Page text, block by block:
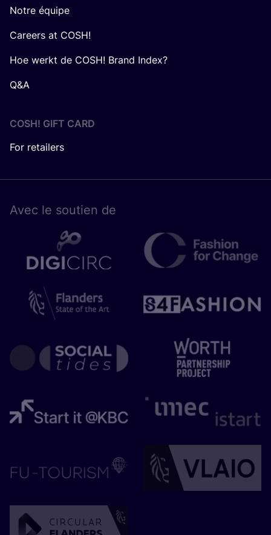
Notre équipe
Careers at COSH!
Hoe werkt de COSH! Brand Index?
Q&A
COSH! GIFT CARD
For retailers
Avec le sou­tien de